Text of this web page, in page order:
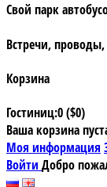
Свой парк
Встречи,
Корзина
Гостиниц:0 ($0)
Ваша корзина
Моя информация
Войти Добро